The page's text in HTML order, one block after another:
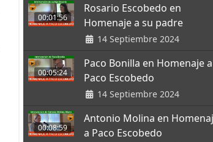
00:01:56
Rosario Escobedo en
Homenaje a su padre
14 Septiembre 2024
00:05:24
Paco Bonilla en Homenaje a
Paco Escobedo
14 Septiembre 2024
00:08:59
Antonio Molina en
a Paco Escobedo